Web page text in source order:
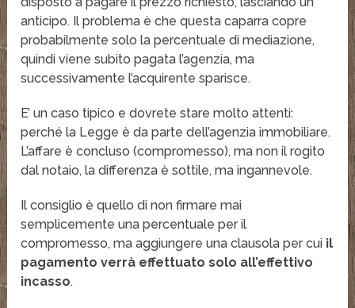
anticipo. Il problema è che questa caparra copre
probabilmente solo la percentuale di mediazione,
quindi viene subito pagata l’agenzia, ma
successivamente l’acquirente sparisce.
E’ un caso tipico e dovrete stare molto attenti:
perché la Legge è da parte dell’agenzia immobiliare.
L’affare è concluso (compromesso), ma non il rogito
dal notaio, la differenza è sottile, ma ingannevole.
Il consiglio è quello di non firmare mai
semplicemente una percentuale per il
compromesso, ma aggiungere una clausola per cui il
pagamento verrà effettuato solo all’effettivo
incasso.